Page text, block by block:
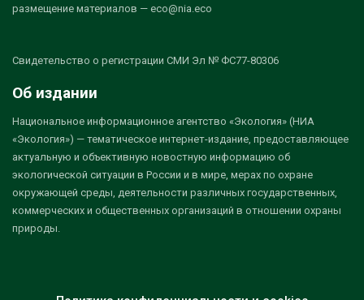
размещение материалов — eco@nia.eco
Свидетельство о регистрации СМИ Эл № ФС77-80306
Об издании
Национальное информационное агентство «Экология» (НИА
«Экология») — тематическое интернет-издание, предоставляющее
актуальную и объективную новостную информацию об
экологической ситуации в России и в мире, мерах по охране
окружающей среды, деятельности различных государственных,
коммерческих и общественных организаций в отношении охраны
природы.